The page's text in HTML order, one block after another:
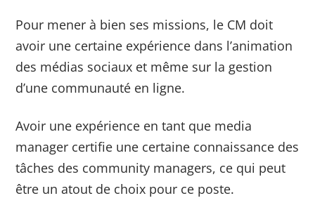
Pour mener à bien ses missions, le CM doit
avoir une certaine expérience dans l’animation
des médias sociaux et même sur la gestion
d’une communauté en ligne.
Avoir une expérience en tant que media
manager certifie une certaine connaissance des
tâches des community managers, ce qui peut
être un atout de choix pour ce poste.